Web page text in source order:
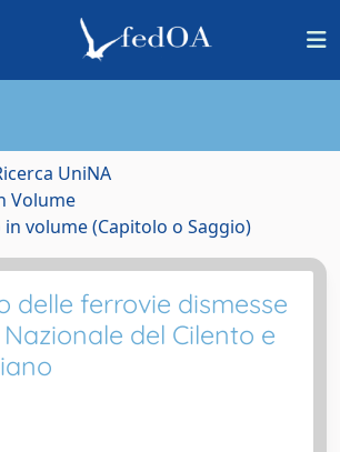
UniNA
Volume
volume (Capitolo o Saggio)
delle ferrovie dismesse
del Cilento e